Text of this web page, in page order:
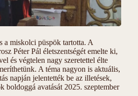
a miskolci püspök tartotta. A
Péter Pál életszentségét emelte ki,
és végtelen nagy szeretettel élte
A téma nagyon is aktuális,
napján jelentették be az illetések,
boldoggá avatását 2025. szeptember